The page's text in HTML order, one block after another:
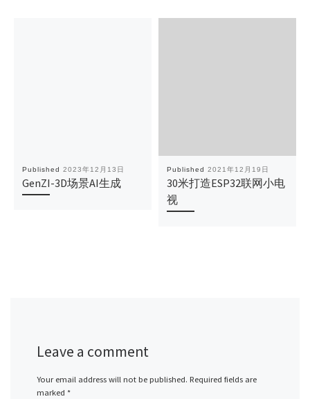
Published 2023年12月13日
GenZI-3D场景AI生成
Published 2021年12月19日
30米打造ESP32联网小电
视
Leave a comment
Your email address will not be published. Required fields are
marked *